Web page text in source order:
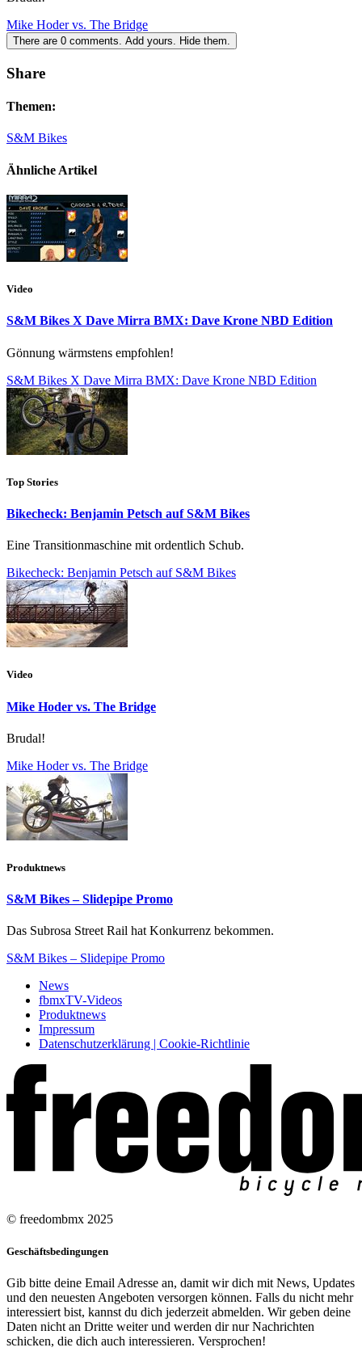
Mike Hoder vs. The Bridge
There are 0 comments. Add yours. Hide them.
Share
Themen:
S&M Bikes
Ähnliche Artikel
Video
S&M Bikes X Dave Mirra BMX: Dave Krone NBD Edition
Gönnung wärmstens empfohlen!
S&M Bikes X Dave Mirra BMX: Dave Krone NBD Edition
Top Stories
Bikecheck: Benjamin Petsch auf S&M Bikes
Eine Transitionmaschine mit ordentlich Schub.
Bikecheck: Benjamin Petsch auf S&M Bikes
Video
Mike Hoder vs. The Bridge
Brudal!
Mike Hoder vs. The Bridge
Produktnews
S&M Bikes – Slidepipe Promo
Das Subrosa Street Rail hat Konkurrenz bekommen.
S&M Bikes – Slidepipe Promo
News
fbmxTV-Videos
Produktnews
Impressum
Datenschutzerklärung | Cookie-Richtlinie
© freedombmx 2025
Geschäftsbedingungen
Gib bitte deine Email Adresse an, damit wir dich mit News, Updates
und den neuesten Angeboten versorgen können. Falls du nicht mehr
interessiert bist, kannst du dich jederzeit abmelden. Wir geben deine
Daten nicht an Dritte weiter und werden dir nur Nachrichten
schicken, die dich auch interessieren. Versprochen!